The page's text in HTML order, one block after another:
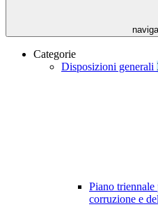
Categorie
Disposizioni generali
Piano triennale
corruzione e